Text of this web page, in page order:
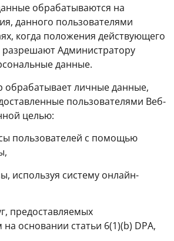
обрабатываются на
данного пользователями
когда положения действующего
разрешают Администратору
данные.
обрабатывает личные данные,
пользователями Веб-
целью:
пользователей с помощью
используя систему онлайн-
предоставляемых
основании статьи 6(1)(b) DPA,